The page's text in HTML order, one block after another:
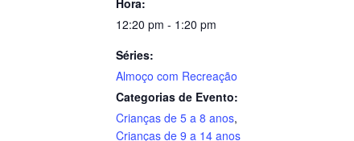
Hora:
12:20 pm - 1:20 pm
Séries:
Almoço com Recreação
Categorias de Evento:
Crianças de 5 a 8 anos,
Crianças de 9 a 14 anos